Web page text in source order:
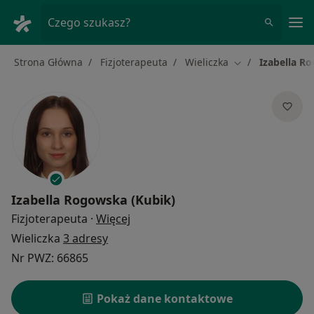
Czego szukasz?
Strona Główna Fizjoterapeuta Wieliczka Zmień miasto
Izabella
Izabella Rogowska (Kubik)
Fizjoterapeuta · Więcej
Wieliczka 3 adresy
Nr PWZ: 66865
Pokaż dane kontaktowe